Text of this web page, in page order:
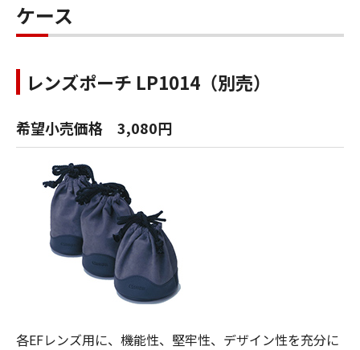
ケース
レンズポーチ LP1014（別売）
希望小売価格 3,080円
各EFレンズ用に、機能性、堅牢性、デザイン性を充分に